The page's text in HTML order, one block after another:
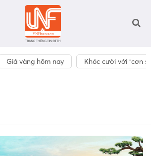
Giá vàng hôm nay Khóc cười với “cơn